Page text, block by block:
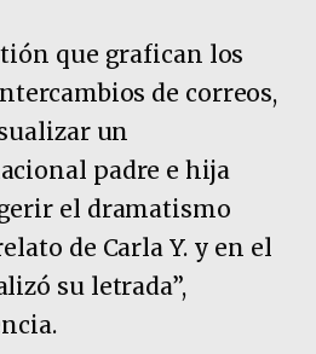
que grafican los
de correos,
un
padre e hija
el dramatismo
de Carla Y. y en el
su letrada”,